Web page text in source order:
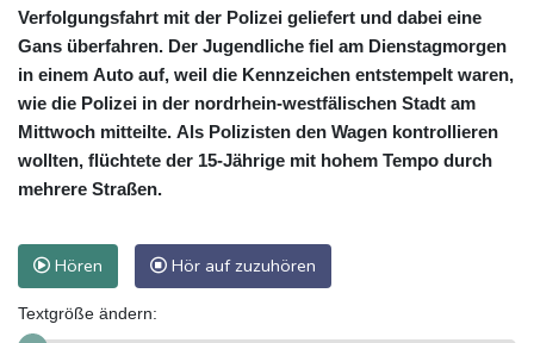
Verfolgungsfahrt mit der Polizei geliefert und dabei eine
Gans überfahren. Der Jugendliche fiel am Dienstagmorgen
in einem Auto auf, weil die Kennzeichen entstempelt waren,
wie die Polizei in der nordrhein-westfälischen Stadt am
Mittwoch mitteilte. Als Polizisten den Wagen kontrollieren
wollten, flüchtete der 15-Jährige mit hohem Tempo durch
mehrere Straßen.
Hören Hör auf zuzuhören
Textgröße ändern: